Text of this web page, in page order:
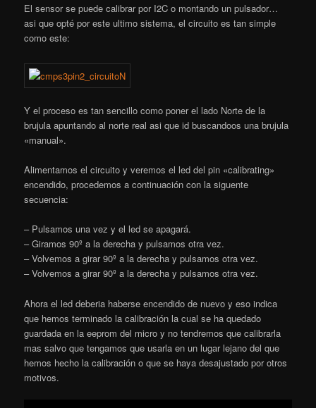
El sensor se puede calibrar por I2C o montando un pulsador…
asi que opté por este ultimo sistema, el circuito es tan simple
como este:
Y el proceso es tan sencillo como poner el lado Norte de la
brujula apuntando al norte real asi que id buscandoos una brujula
«manual».
Alimentamos el circuito y veremos el led del pin «calibrating»
encendido, procedemos a continuación con la siguente
secuencia:
– Pulsamos una vez y el led se apagará.
– Giramos 90º a la derecha y pulsamos otra vez.
– Volvemos a girar 90º a la derecha y pulsamos otra vez.
– Volvemos a girar 90º a la derecha y pulsamos otra vez.
Ahora el led deberia haberse encendido de nuevo y eso indica
que hemos terminado la calibración la cual se ha quedado
guardada en la eeprom del micro y no tendremos que calibrarla
mas salvo que tengamos que usarla en un lugar lejano del que
hemos hecho la calibración o que se haya desajustado por otros
motivos.